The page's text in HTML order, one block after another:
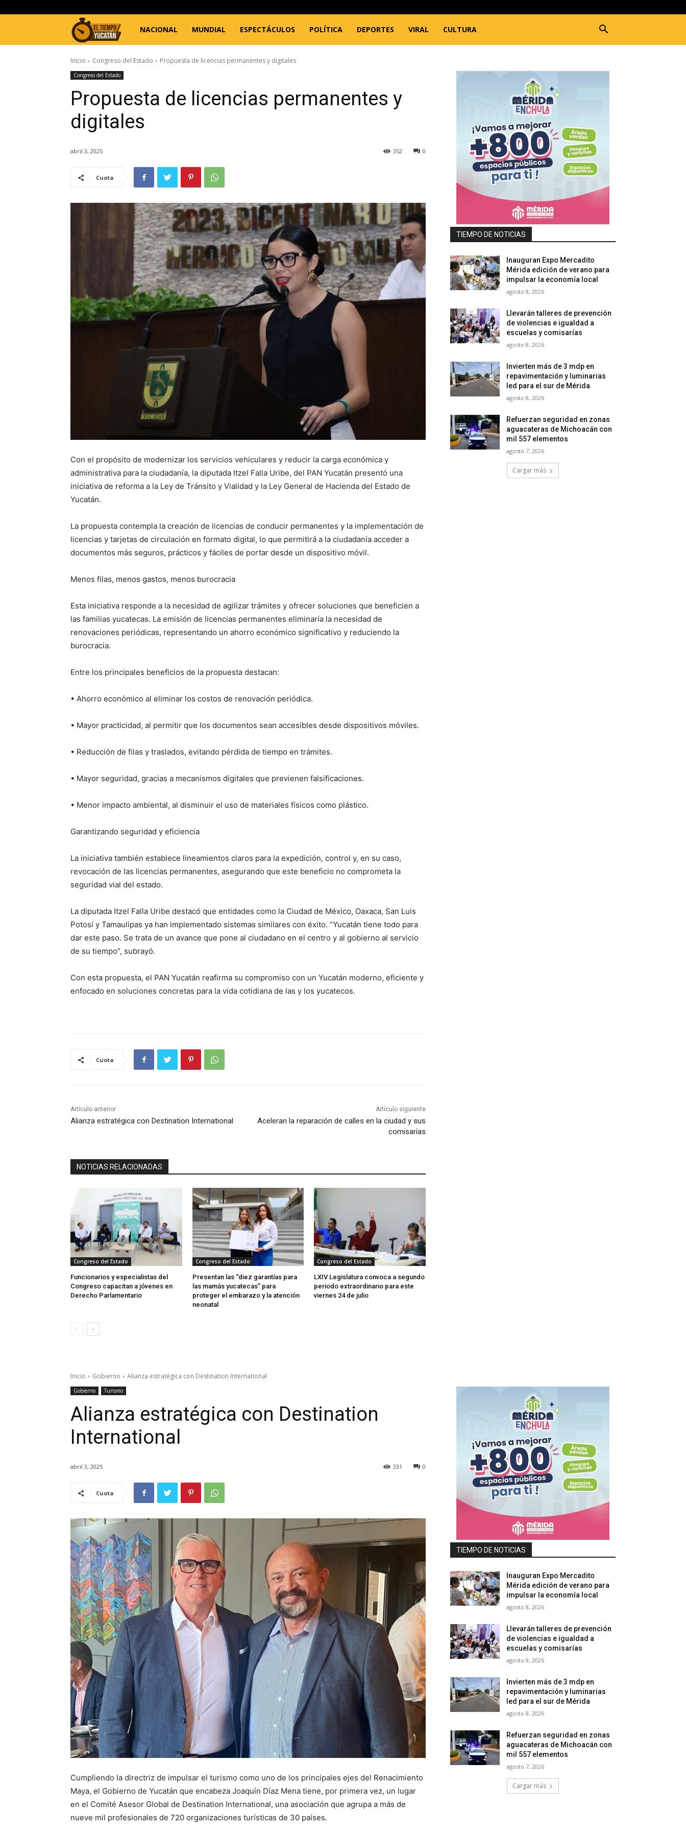
tiempo
Yucatán
NACIONAL MUNDIAL ESPECTÁCULOS POLÍTICA DEPORTES VIRAL CULTURA
Inicio Congreso del Estado Propuesta de licencias permanentes y digitales
Congreso del Estado
Propuesta de licencias permanentes y
digitales
abril 3, 2025 0
352
Cuota
Con el propósito de modernizar los servicios vehiculares y reducir la carga económica y
administrativa para la ciudadanía, la diputada Itzel Falla Uribe, del PAN Yucatán presentó una
iniciativa de reforma a la Ley de Tránsito y Vialidad y la Ley General de Hacienda del Estado de
Yucatán.
La propuesta contempla la creación de licencias de conducir permanentes y la implementación de
licencias y tarjetas de circulación en formato digital, lo que permitirá a la ciudadanía acceder a
documentos más seguros, prácticos y fáciles de portar desde un dispositivo móvil.
Menos filas, menos gastos, menos burocracia
Esta iniciativa responde a la necesidad de agilizar trámites y ofrecer soluciones que beneficien a
las familias yucatecas. La emisión de licencias permanentes eliminaría la necesidad de
renovaciones periódicas, representando un ahorro económico significativo y reduciendo la
burocracia.
Entre los principales beneficios de la propuesta destacan:
• Ahorro económico al eliminar los costos de renovación periódica.
• Mayor practicidad, al permitir que los documentos sean accesibles desde dispositivos móviles.
• Reducción de filas y traslados, evitando pérdida de tiempo en trámites.
• Mayor seguridad, gracias a mecanismos digitales que previenen falsificaciones.
• Menor impacto ambiental, al disminuir el uso de materiales físicos como plástico.
Garantizando seguridad y eficiencia
La iniciativa también establece lineamientos claros para la expedición, control y, en su caso,
revocación de las licencias permanentes, asegurando que este beneficio no comprometa la
seguridad vial del estado.
La diputada Itzel Falla Uribe destacó que entidades como la Ciudad de México, Oaxaca, San Luis
Potosí y Tamaulipas ya han implementado sistemas similares con éxito. “Yucatán tiene todo para
dar este paso. Se trata de un avance que pone al ciudadano en el centro y al gobierno al servicio
de su tiempo”, subrayó.
Con esta propuesta, el PAN Yucatán reafirma su compromiso con un Yucatán moderno, eficiente y
enfocado en soluciones concretas para la vida cotidiana de las y los yucatecos.
Cuota
Artículo anterior
Alianza estratégica con Destination International
Artículo siguiente
Aceleran la reparación de calles en la ciudad y sus
comisarías
NOTICIAS RELACIONADAS
Congreso del Estado
Funcionarios y especialistas del
Congreso capacitan a jóvenes en
Derecho Parlamentario
Congreso del Estado
Presentan las “diez garantías para
las mamás yucatecas” para
proteger el embarazo y la atención
neonatal
Congreso del Estado
LXIV Legislatura convoca a segundo
periodo extraordinario para este
viernes 24 de julio
TIEMPO DE NOTICIAS
Inauguran Expo Mercadito
Mérida edición de verano para
impulsar la economía local
agosto 8, 2026
Llevarán talleres de prevención
de violencias e igualdad a
escuelas y comisarías
agosto 8, 2026
Invierten más de 3 mdp en
repavimentación y luminarias
led para el sur de Mérida
agosto 8, 2026
Refuerzan seguridad en zonas
aguacateras de Michoacán con
mil 557 elementos
agosto 7, 2026
Cargar más